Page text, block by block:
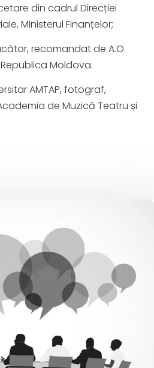
din cadrul Direcției
Ministerul Finanțelor;
recomandat de A.O.
Moldova.
AMTAP, fotograf,
de Muzică Teatru și